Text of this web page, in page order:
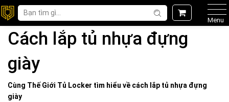
Menu
Cách lắp tủ nhựa đựng
giày
Cùng Thế Giới Tủ Locker tìm hiểu về cách lắp tủ nhựa đựng
giày